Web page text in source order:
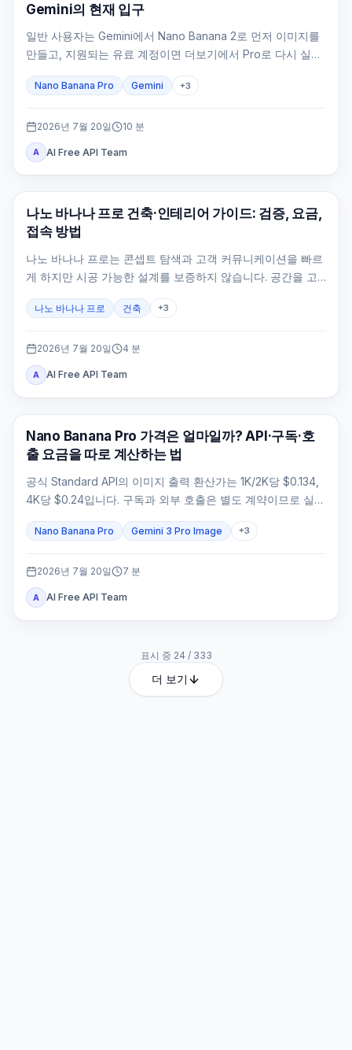
Gemini의 현재 입구
일반 사용자는 Gemini에서 Nano Banana 2로 먼저 이미지를
만들고, 지원되는 유료 계정이면 더보기에서 Pro로 다시 실행
인해야 합니다.
Nano Banana Pro Gemini +3
2026년 7월 20일 10 분
A AI Free API Team
AI 이미지 생성
나노 바나나 프로 건축·인테리어 가이드: 검증, 요금,
접속 방법
나노 바나나 프로는 콘셉트 탐색과 고객 커뮤니케이션을 빠르
게 하지만 시공 가능한 설계를 보증하지 않습니다. 공간을 고
나노 바나나 프로 건축 +3
2026년 7월 20일 4 분
A AI Free API Team
AI 이미지 생성
Nano Banana Pro 가격은 얼마일까? API·구독·호
출 요금을 따로 계산하는 법
공식 Standard API의 이미지 출력 환산가는 1K/2K당 $0.134,
4K당 $0.24입니다. 구독과 외부 호출은 별도 계약이므로 실제
Nano Banana Pro Gemini 3 Pro Image +3
2026년 7월 20일 7 분
A AI Free API Team
표시 중 24 / 333
더 보기